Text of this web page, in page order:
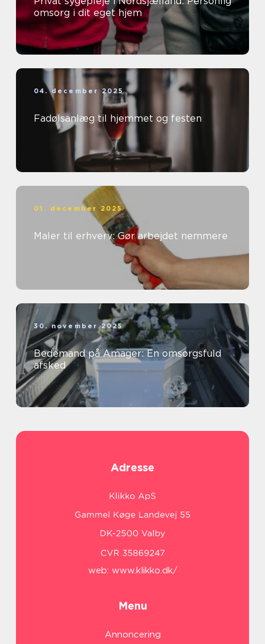
omsorg i dit eget hjem
04. december 2025
Fadølsanlæg til hjemmet og festen
01. december 2025
Maler til erhverv: Gør arbejdet nemmere
30. november 2025
Bedemand på Amager: En omsorgsfuld
afsked
Adresse
web: www.klikko.dk/
Menu
Annoncering